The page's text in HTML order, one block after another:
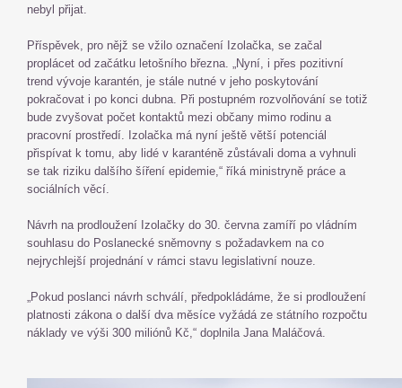
nebyl přijat.
Příspěvek, pro nějž se vžilo označení Izolačka, se začal
proplácet od začátku letošního března. „Nyní, i přes pozitivní
trend vývoje karantén, je stále nutné v jeho poskytování
pokračovat i po konci dubna. Při postupném rozvolňování se totiž
bude zvyšovat počet kontaktů mezi občany mimo rodinu a
pracovní prostředí. Izolačka má nyní ještě větší potenciál
přispívat k tomu, aby lidé v karanténě zůstávali doma a vyhnuli
se tak riziku dalšího šíření epidemie,“ říká ministryně práce a
sociálních věcí.
Návrh na prodloužení Izolačky do 30. června zamíří po vládním
souhlasu do Poslanecké sněmovny s požadavkem na co
nejrychlejší projednání v rámci stavu legislativní nouze.
„Pokud poslanci návrh schválí, předpokládáme, že si prodloužení
platnosti zákona o další dva měsíce vyžádá ze státního rozpočtu
náklady ve výši 300 miliónů Kč,“ doplnila Jana Maláčová.